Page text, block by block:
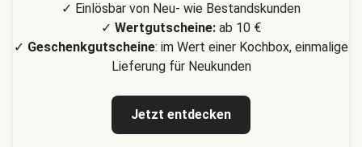
✓ Einlösbar von Neu- wie Bestandskunden
✓ Wertgutscheine: ab 10 €
✓ Geschenkgutscheine: im Wert einer Kochbox, einmalige
Lieferung für Neukunden
Jetzt entdecken